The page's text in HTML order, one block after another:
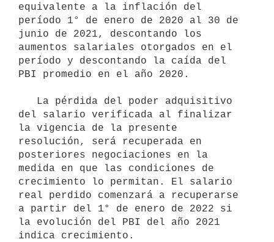
equivalente a la inflación del
período 1° de enero de 2020 al 30 de
junio de 2021, descontando los
aumentos salariales otorgados en el
período y descontando la caída del
PBI promedio en el año 2020.
del salario verificada al finalizar
la vigencia de la presente
resolución, será recuperada en
posteriores negociaciones en la
medida en que las condiciones de
crecimiento lo permitan. El salario
real perdido comenzará a recuperarse
a partir del 1° de enero de 2022 si
la evolución del PBI del año 2021
indica crecimiento.